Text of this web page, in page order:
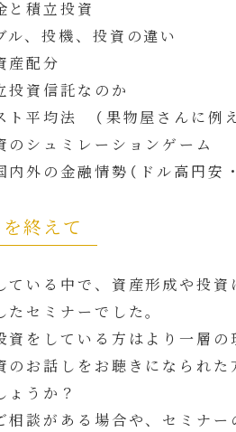
と積立投資
ル、投機、投資の違い
産配分
投資信託なのか
ト平均法 （果物屋さんに例
のシュミレーションゲーム
内外の金融情勢（ドル高円安
終えて
ている中で、資産形成や投
たセミナーでした。
資をしている方はより一層
のお話しをお聴きになられ
ょうか？
相談がある場合や、セミナ